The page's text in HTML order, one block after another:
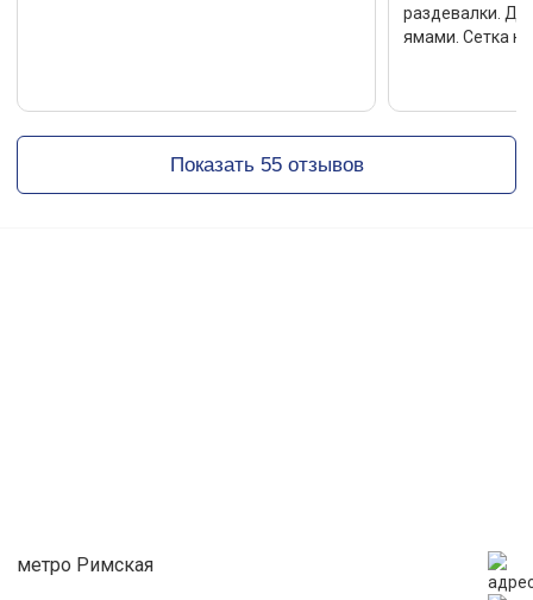
Имеется 2 раздевалки(мужская и женская), душ НЕ
Парковки нет.
раздевалки.
ямами. Сетка на
Показать 55 отзывов
метро Римская